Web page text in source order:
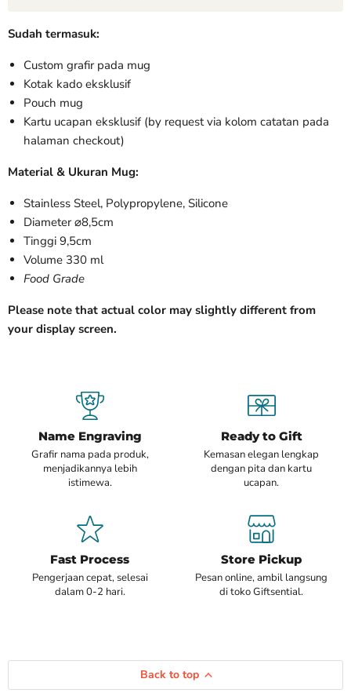
Sudah termasuk:
Custom grafir pada mug
Kotak kado eksklusif
Pouch mug
Kartu ucapan eksklusif (by request via kolom catatan pada
halaman checkout)
Material & Ukuran Mug:
Stainless Steel, Polypropylene, Silicone
Diameter ⌀8,5cm
Tinggi 9,5cm
Volume 330 ml
Food Grade
Please note that actual color may slightly different from
your display screen.
Name Engraving
Grafir nama pada produk,
menjadikannya lebih
istimewa.
Ready to Gift
Kemasan elegan lengkap
dengan pita dan kartu
ucapan.
Fast Process
Pengerjaan cepat, selesai
dalam 0-2 hari.
Store Pickup
Pesan online, ambil langsung
di toko Giftsential.
Back to top